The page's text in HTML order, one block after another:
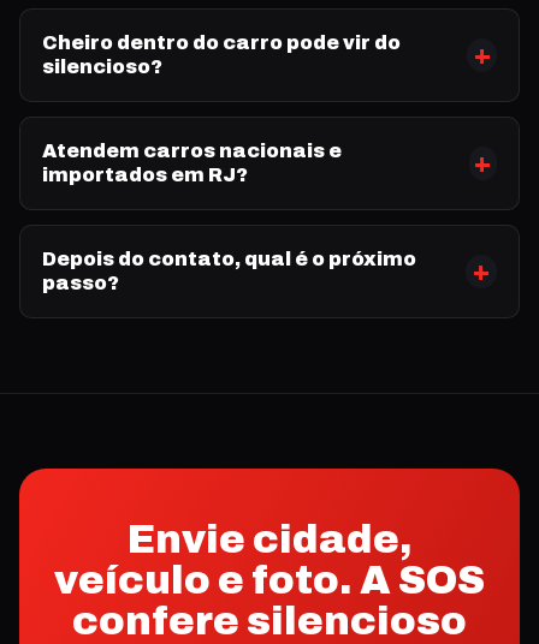
Cheiro dentro do carro pode vir do
silencioso?
Atendem carros nacionais e
importados em RJ?
Depois do contato, qual é o próximo
passo?
Envie cidade,
veículo e foto. A SOS
confere silencioso